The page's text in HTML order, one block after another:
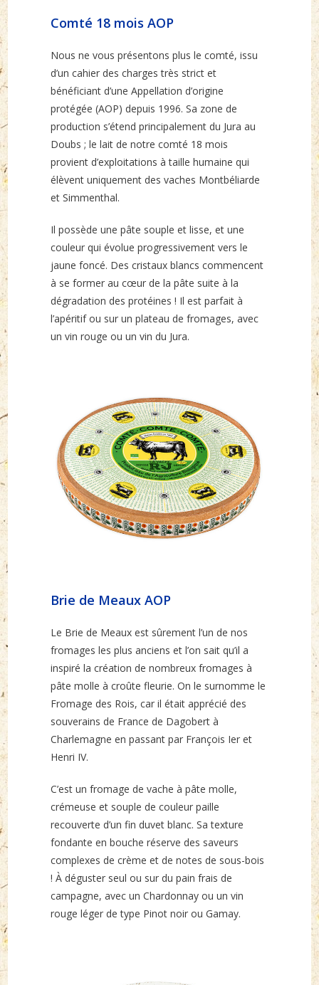
Comté 18 mois AOP
Nous ne vous présentons plus le comté, issu
d’un cahier des charges très strict et
bénéficiant d’une Appellation d’origine
protégée (AOP) depuis 1996. Sa zone de
production s’étend principalement du Jura au
Doubs ; le lait de notre comté 18 mois
provient d’exploitations à taille humaine qui
élèvent uniquement des vaches Montbéliarde
et Simmenthal.
Il possède une pâte souple et lisse, et une
couleur qui évolue progressivement vers le
jaune foncé. Des cristaux blancs commencent
à se former au cœur de la pâte suite à la
dégradation des protéines ! Il est parfait à
l’apéritif ou sur un plateau de fromages, avec
un vin rouge ou un vin du Jura.
Brie de Meaux AOP
Le Brie de Meaux est sûrement l’un de nos
fromages les plus anciens et l’on sait qu’il a
inspiré la création de nombreux fromages à
pâte molle à croûte fleurie. On le surnomme le
Fromage des Rois, car il était apprécié des
souverains de France de Dagobert à
Charlemagne en passant par François Ier et
Henri IV.
C’est un fromage de vache à pâte molle,
crémeuse et souple de couleur paille
recouverte d’un fin duvet blanc. Sa texture
fondante en bouche réserve des saveurs
complexes de crème et de notes de sous-bois
! À déguster seul ou sur du pain frais de
campagne, avec un Chardonnay ou un vin
rouge léger de type Pinot noir ou Gamay.